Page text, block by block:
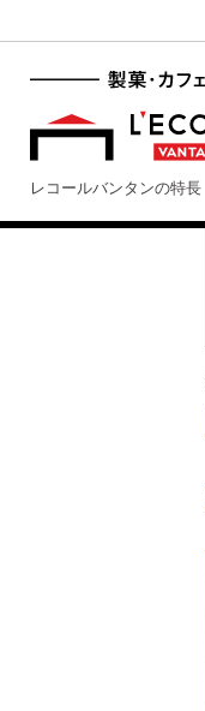
レコールバンタンの特長